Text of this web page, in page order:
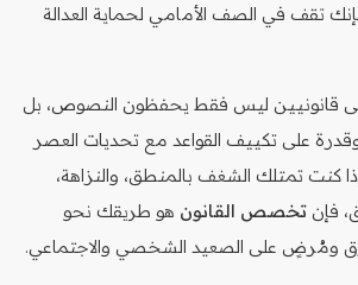
تقف في الصف الأمامي لحماية العدالة
قانونيين ليس فقط يحفظون النصوص، بل
على تكييف القواعد مع تحديات العصر
كنت تمتلك الشغف بالمنطق، والنزاهة،
فإن تخصص القانون هو طريقك نحو
على الصعيد الشخصي والاجتماعي.